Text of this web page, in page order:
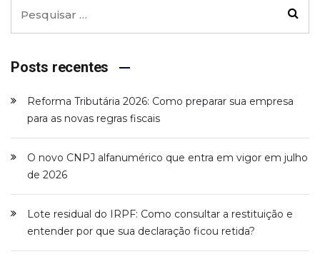
Posts recentes
Reforma Tributária 2026: Como preparar sua empresa
para as novas regras fiscais
O novo CNPJ alfanumérico que entra em vigor em julho
de 2026
Lote residual do IRPF: Como consultar a restituição e
entender por que sua declaração ficou retida?